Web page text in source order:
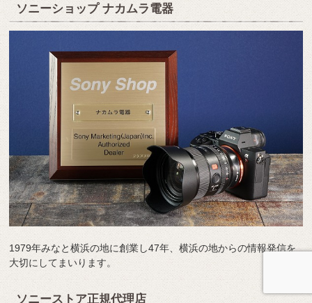
ソニーショップ ナカムラ電器
1979年みなと横浜の地に創業し47年、横浜の地からの情報発信を
大切にしてまいります。
ソニーストア正規代理店